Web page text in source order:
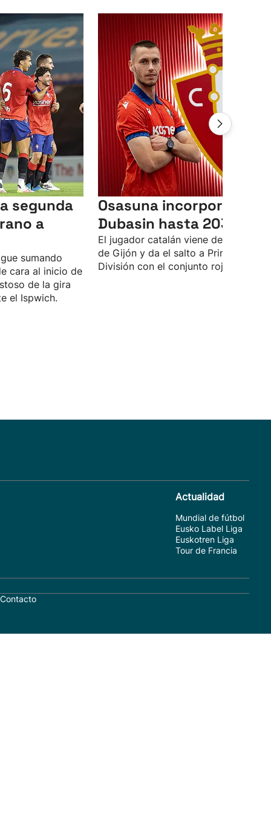
segunda
a
sumando
cara al inicio de
de la gira
el Ispwich.
Osasuna incorpora a
Dubasin hasta 2030
El jugador catalán viene del Sporting
de Gijón y da el salto a Primera
División con el conjunto rojillo.
Actualidad
Mundial de fútbol
Eusko Label Liga
Euskotren Liga
Tour de Francia
Contacto